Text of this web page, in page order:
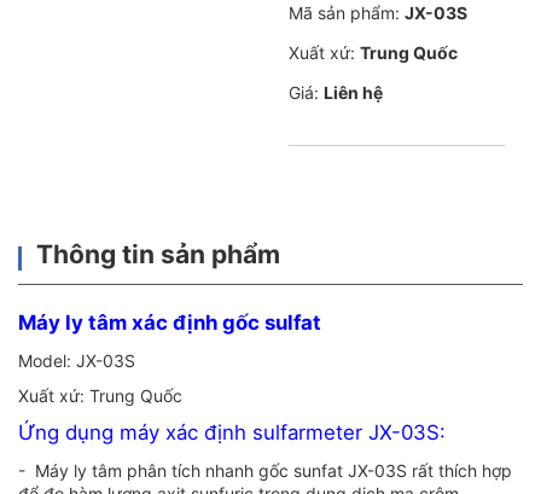
Mã sản phẩm: JX-03S
Xuất xứ: Trung Quốc
Giá: Liên hệ
Thông tin sản phẩm
Máy ly tâm xác định gốc sulfat
Model: JX-03S
Xuất xứ: Trung Quốc
Ứng dụng máy xác định sulfarmeter JX-03S:
- Máy ly tâm phân tích nhanh gốc sunfat JX-03S rất thích hợp